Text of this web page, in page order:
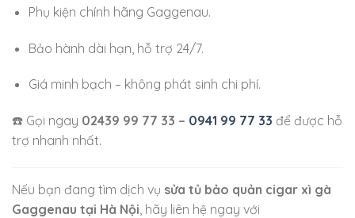
Phụ kiện chính hãng Gaggenau.
Bảo hành dài hạn, hỗ trợ 24/7.
Giá minh bạch – không phát sinh chi phí.
☎️ Gọi ngay 02439 99 77 33 – 0941 99 77 33 để được hỗ
trợ nhanh nhất.
Nếu bạn đang tìm dịch vụ sửa tủ bảo quản cigar xì gà
Gaggenau tại Hà Nội , hãy liên hệ ngay với